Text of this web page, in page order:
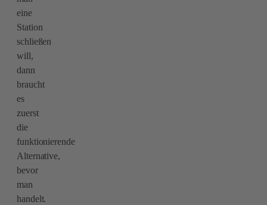
eine
Station
schließen
will,
dann
braucht
es
zuerst
die
funktionierende
Alternative,
bevor
man
handelt.